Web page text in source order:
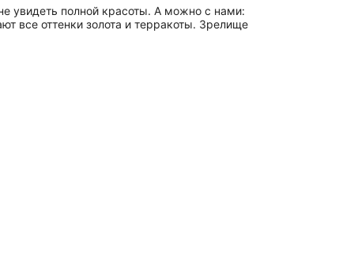
увидеть полной красоты. А можно с нами:
все оттенки золота и терракоты. Зрелище